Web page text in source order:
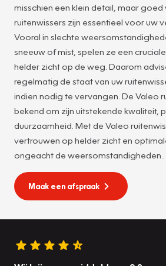
misschien een klein detail, maar goed
ruitenwissers zijn essentieel voor uw
Vooral in slechte
sneeuw of mist, spelen ze een
helder zicht op de weg. Daarom
regelmatig de staat van uw
indien nodig te vervangen. De Valeo
bekend om zijn uitstekende kwaliteit,
duurzaamheid. Met de Valeo
vertrouwen op helder zicht en
ongeacht de weersomstandigheden..
Maak een afspraak